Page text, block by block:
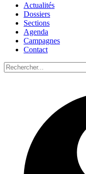
Actualités
Dossiers
Sections
Agenda
Campagnes
Contact